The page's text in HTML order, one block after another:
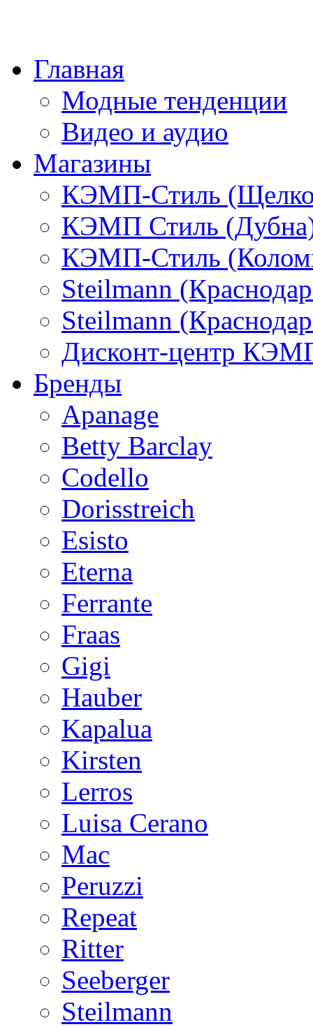
Главная
Модные тенденции
Видео и аудио
Магазины
КЭМП-Стиль
КЭМП Стиль
КЭМП-Стиль
Steilmann
Steilmann
Дисконт-центр
Бренды
Apanage
Betty Barclay
Codello
Dorisstreich
Esisto
Eterna
Ferrante
Fraas
Gigi
Hauber
Kapalua
Kirsten
Lerros
Luisa Cerano
Mac
Peruzzi
Repeat
Ritter
Seeberger
Steilmann